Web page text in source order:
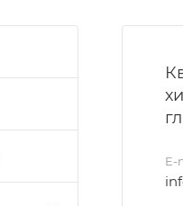
E-